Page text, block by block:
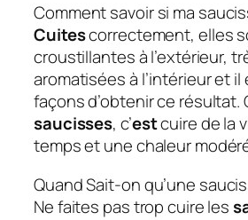
Comment savoir si ma
Cuitescorrectement, elles
croustillantes à l’extérieur,
aromatisées à l’intérieur et
façons d’obtenir ce résultat.
saucisses, c’estcuire de la
temps et une chaleur
Quand Sait-on qu’une
Ne faites pas trop cuire les